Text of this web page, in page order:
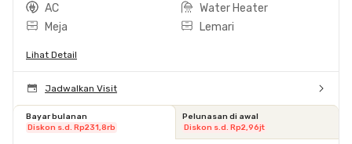
AC
Water Heater
Meja
Lemari
Lihat Detail
Jadwalkan Visit
Bayar bulanan
Diskon s.d. Rp231,8rb
Pelunasan di awal
Diskon s.d. Rp2,96jt